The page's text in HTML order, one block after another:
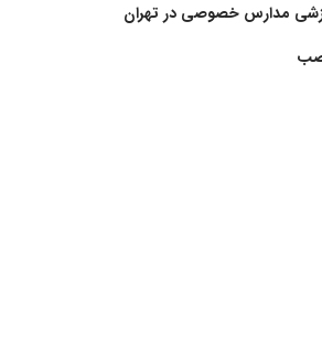
مدارس خصوصی در تهران